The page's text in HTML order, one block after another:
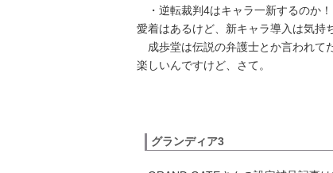
・逆転裁判4はキャラ一新するのか
愛着はあるけど、新キャラ導入は気持
成歩堂は伝説の弁護士とか言われて
楽しいんですけど、さて。
グランディア3